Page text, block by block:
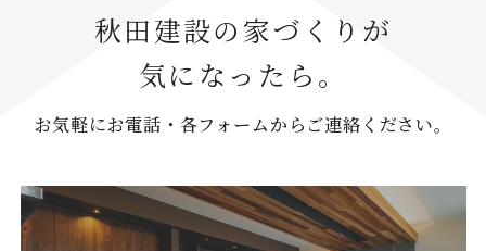
秋田建設の家づくりが
気になったら。
お気軽にお電話・各フォームからご連絡ください。